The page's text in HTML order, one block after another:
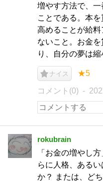
増やす方法で、
ことである。本
高めることが給
ないこと。お金
り、自分の夢は縮
ナイス ★5
コメント(0)
rokubrain
「お金の増やし
らに人格、ある
か？ または、ど